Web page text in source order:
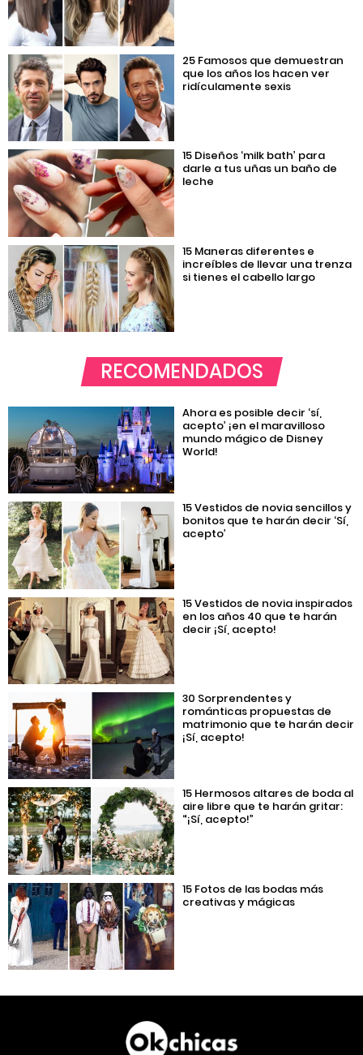
25 Famosos que demuestran
que los años los hacen ver
ridículamente sexis
15 Diseños ‘milk bath’ para
darle a tus uñas un baño de
leche
15 Maneras diferentes e
increíbles de llevar una trenza
si tienes el cabello largo
RECOMENDADOS
Ahora es posible decir ‘sí,
acepto’ ¡en el maravilloso
mundo mágico de Disney
World!
15 Vestidos de novia sencillos y
bonitos que te harán decir ‘Sí,
acepto’
15 Vestidos de novia inspirados
en los años 40 que te harán
decir ¡Sí, acepto!
30 Sorprendentes y
románticas propuestas de
matrimonio que te harán decir
¡Sí, acepto!
15 Hermosos altares de boda al
aire libre que te harán gritar:
“¡Sí, acepto!”
15 Fotos de las bodas más
creativas y mágicas